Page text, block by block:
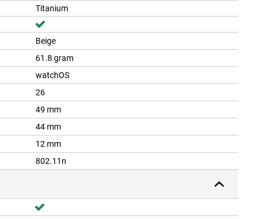
Titanium
Beige
61.8 gram
watchOS
26
49 mm
44 mm
12 mm
802.11n